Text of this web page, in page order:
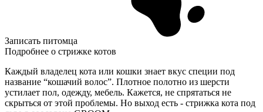
Записать питомца
Подробнее о стрижке котов
Каждый владелец кота или кошки знает вкус специи под
название “кошачий волос”. Плотное полотно из шерсти
устилает пол, одежду, мебель. Кажется, не спрятаться не
скрыться от этой проблемы. Но выход есть - стрижка кота под